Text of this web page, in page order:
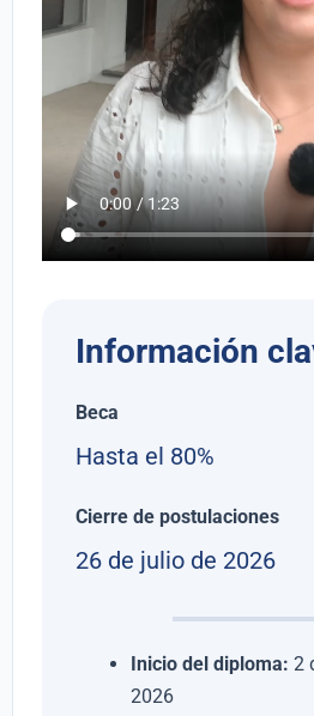
Información
Beca
Hasta el 80%
Cierre de postulaciones
26 de julio de 2026
Inicio del diploma: 2
2026